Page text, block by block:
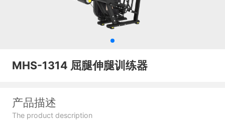
MHS-1314 屈腿伸腿训练器
产品描述
The product description